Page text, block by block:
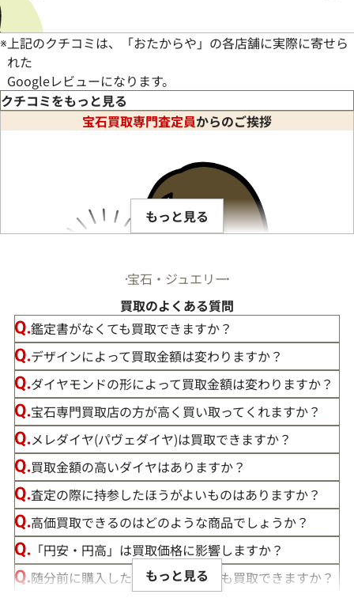
もらえるのか心配でしたが、ネックレスが意外と高い値段
※ 上記のクチコミは、「おたからや」の各店舗に実際に寄せら
れた
Googleレビューになります。
クチコミをもっと見る
宝石買取専門査定員からのご挨拶
この度は「おたからや」で宝石の買取をご利用いただき、誠
にありがとうございました。お客様の大切な宝石にご満足い
ただける価格をご提示できましたこと、大変嬉しく思います。
私たちの目標は、常にお客様にご満足いただける買取を提供
することです。そのためには、最新の市場動向をしっかりと把
もっと見る
宝石・ジュエリー
買取のよくある質問
鑑定書がなくても買取できますか？
デザインによって買取金額は変わりますか？
ダイヤモンドの形によって買取金額は変わりますか？
宝石専門買取店の方が高く買い取ってくれますか？
メレダイヤ(パヴェダイヤ)は買取できますか？
買取金額の高いダイヤはありますか？
査定の際に持参したほうがよいものはありますか？
高価買取できるのはどのような商品でしょうか？
「円安・円高」は買取価格に影響しますか？
随分前に購入したダイヤモンドでも買取できますか？
もっと見る